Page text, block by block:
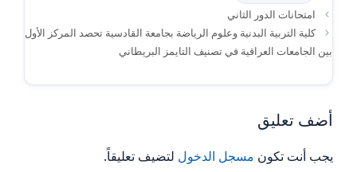
امتحانات الدور الثاني
كلية التربية البدنية وعلوم الرياضة بجامعة القادسية تحصد المركز الأول
بين الجامعات العراقية في تصنيف التايمز البريطاني
أضف تعليق
يجب أنت تكون مسجل الدخول لتضيف تعليقاً.